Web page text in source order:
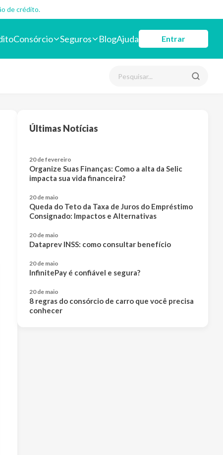
de crédito.
Consórcio Seguros BlogAjuda Entrar
Últimas Notícias
20 de fevereiro
Organize Suas Finanças: Como a alta da Selic
impacta sua vida financeira?
20 de maio
Queda do Teto da Taxa de Juros do Empréstimo
Consignado: Impactos e Alternativas
20 de maio
Dataprev INSS: como consultar benefício
20 de maio
InfinitePay é confiável e segura?
20 de maio
8 regras do consórcio de carro que você precisa
conhecer